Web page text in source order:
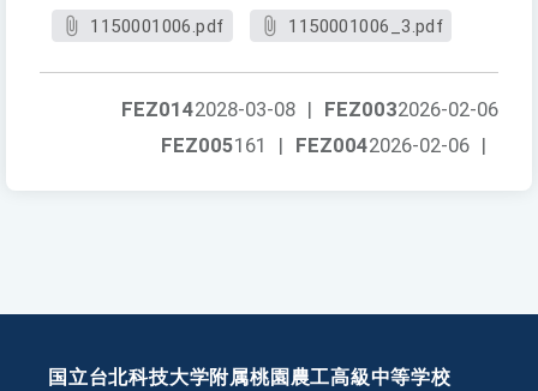
1150001006.pdf 1150001006_3.pdf
FEZ0032026-02-06
FEZ0142028-03-08 |
FEZ0042026-02-06 |
FEZ005161 |
国立台北科技大学附属桃園農工高級中等学校